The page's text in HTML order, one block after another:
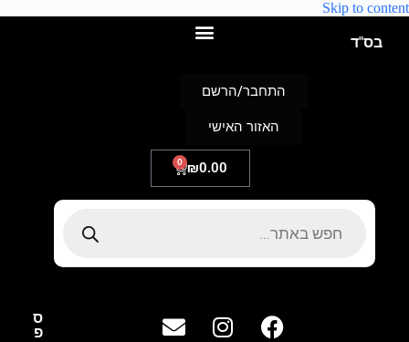
Skip to content
בס"ד
₪0.00
0
התחבר/הרשם
האזור האישי
ס
פ